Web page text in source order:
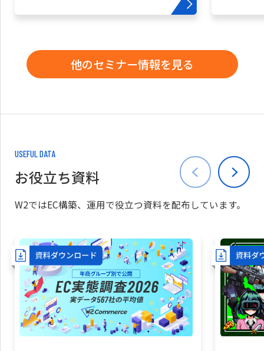
他のセミナー情報を見る
USEFUL DATA
お役立ち資料
W2ではEC構築、運用で役立つ資料を配布しています。